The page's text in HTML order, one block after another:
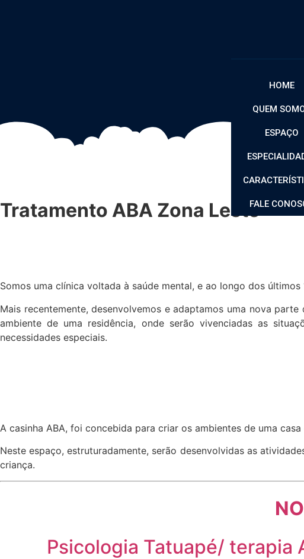
HOMEHOME
QUEM
ESPAÇO
FALE
Tratamento ABA Zona Leste
Somos uma clínica voltada à saúde mental, e ao longo dos
Mais recentemente, desenvolvemos e adaptamos uma nova
ambiente de uma residência, onde serão vivenciadas as
necessidades especiais.
A casinha ABA, foi concebida para criar os ambientes de uma
Neste espaço, estruturadamente, serão desenvolvidas as
criança.
Psicologia Tatuapé/ terapia